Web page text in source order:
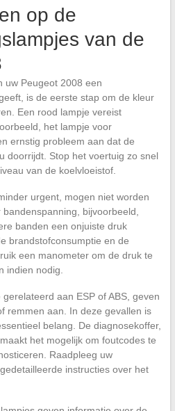
op de
van de
uw Peugeot 2008 een
is de eerste stap om de kleur
Een rood lampje vereist
het lampje voor
ernstig probleem aan dat de
doorrijdt. Stop het voertuig zo snel
van de koelvloeistof.
urgent, mogen niet worden
bijvoorbeeld,
banden een onjuiste druk
brandstofconsumptie en de
een manometer om de druk te
indien nodig.
aan ESP of ABS, geven
remmen aan. In deze gevallen is
belang. De diagnosekoffer,
het mogelijk om foutcodes te
Raadpleeg uw
instructies over het